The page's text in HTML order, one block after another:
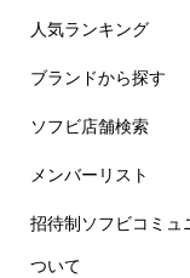
人気ランキング
ブランドから探す
ソフビ店舗検索
メンバーリスト
招待制ソフビコミュ
ついて